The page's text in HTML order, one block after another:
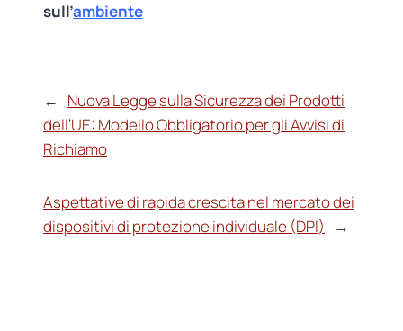
sull’ambiente
←
Nuova Legge sulla Sicurezza dei Prodotti
dell’UE: Modello Obbligatorio per gli Avvisi di
Richiamo
Aspettative di rapida crescita nel mercato dei
dispositivi di protezione individuale (DPI)
→